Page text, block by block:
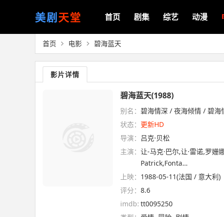
美剧天堂 首页 剧集 综艺 动漫
首页 电影 碧海蓝天
影片详情
碧海蓝天(1988)
别名： 碧海情深 / 夜海倾情 / 碧
状态： 更新HD
导演： 吕克·贝松
主演： 让-马克·巴尔,让·雷诺,罗姗
Patrick,Fonta…
上映： 1988-05-11(法国 / 意大利)
评分： 8.6
imdb: tt0095250